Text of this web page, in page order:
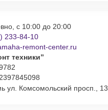
ул. Комсомольский просп., 13
с 10:00 до 20:00
233-84-10
remont-center.ru
техники”